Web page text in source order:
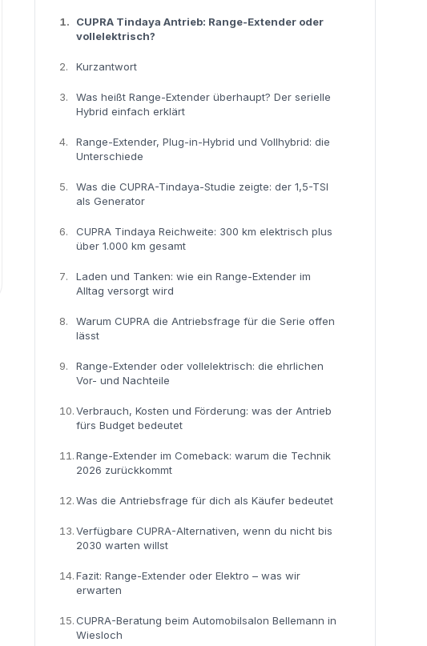
1.
CUPRA Tindaya Antrieb: Range-Extender oder
vollelektrisch?
2. Kurzantwort
3.
Was heißt Range-Extender überhaupt? Der serielle
Hybrid einfach erklärt
4.
Range-Extender, Plug-in-Hybrid und Vollhybrid: die
Unterschiede
5.
Was die CUPRA-Tindaya-Studie zeigte: der 1,5-TSI
als Generator
6.
CUPRA Tindaya Reichweite: 300 km elektrisch plus
über 1.000 km gesamt
7.
Laden und Tanken: wie ein Range-Extender im
Alltag versorgt wird
8.
Warum CUPRA die Antriebsfrage für die Serie offen
lässt
9.
Range-Extender oder vollelektrisch: die ehrlichen
Vor- und Nachteile
10.Verbrauch, Kosten und Förderung: was der Antrieb
fürs Budget bedeutet
11.Range-Extender im Comeback: warum die Technik
2026 zurückkommt
12.Was die Antriebsfrage für dich als Käufer bedeutet
13.Verfügbare CUPRA-Alternativen, wenn du nicht bis
2030 warten willst
14.Fazit: Range-Extender oder Elektro – was wir
erwarten
15.CUPRA-Beratung beim Automobilsalon Bellemann in
Wiesloch